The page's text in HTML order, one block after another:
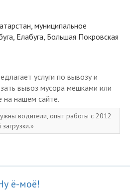
муниципальное
Елабуга, Большая Покровская
услуги по вывозу и
вывоз мусора мешками или
нашем сайте.
водители, опыт работы с 2012
ё-моё!